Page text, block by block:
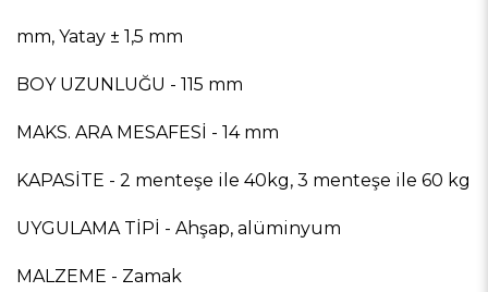
mm, Yatay ± 1,5 mm
BOY UZUNLUĞU - 115 mm
MAKS. ARA MESAFESİ - 14 mm
KAPASİTE - 2 menteşe ile 40kg, 3 menteşe ile 60 kg
UYGULAMA TİPİ - Ahşap, alüminyum
MALZEME - Zamak